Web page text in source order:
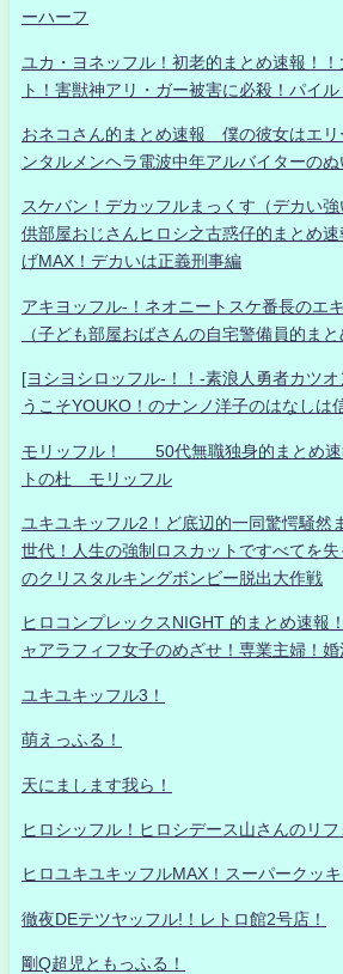
ーハーフ
ユカ・ヨネッフル！初老的まとめ速報！
ト！害獣神アリ・ガー被害に必殺！パイ
おネコさん的まとめ速報 僕の彼女はエリ
ンタルメンヘラ電波中年アルバイターの
スケバン！デカッフルまっくす（デカい
供部屋おじさんヒロシ之古惑仔的まとめ
げMAX！デカいは正義刑事編
アキヨッフル-！ネオニートスケ番長のエ
（子ども部屋おばさんの自宅警備員的まと
[ヨシヨシロッフル-！！-素浪人勇者カツ
うこそYOUKO！のナンノ洋子のはなしは
モリッフル！ 50代無職独身的まとめ速
トの杜 モリッフル
ユキユキッフル2！ど底辺的一同驚愕騒然
世代！人生の強制ロスカットですべてを
のクリスタルキングボンビー脱出大作戦
ヒロコンプレックスNIGHT 的まとめ速報
ャアラフィフ女子のめざせ！専業主婦！
ユキユキッフル3！
萌えっふる！
天にまします我ら！
ヒロシッフル！ヒロシデース山さんのリフ
ヒロユキユキッフルMAX！スーパークッキ
徹夜DEテツヤッフル!！レトロ館2号店！
剛Q超児ともっふる！